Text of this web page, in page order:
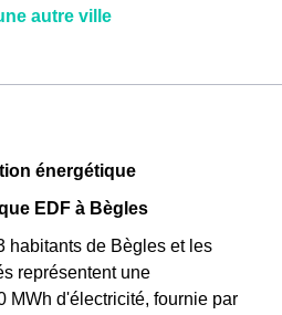
autre ville
énergétique
EDF à Bègles
habitants de Bègles et les
représentent une
MWh d'électricité, fournie par